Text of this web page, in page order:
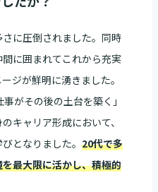
に圧倒されました。同時
に囲まれてこれから充実
ジが鮮明に湧きました。
がその後の土台を築く」
キャリア形成において、
となりました。 20代で多
最大限に活かし、積極的